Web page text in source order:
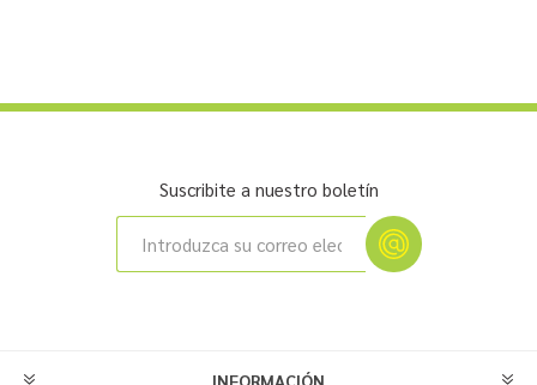
Suscribite a nuestro boletín
INFORMACIÓN